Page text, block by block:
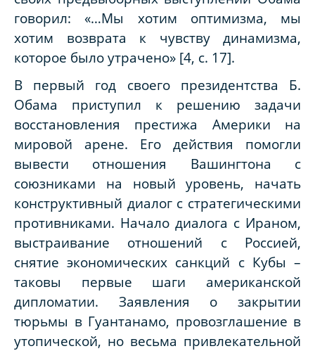
говорил: «…Мы хотим оптимизма, мы
хотим возврата к чувству динамизма,
которое было утрачено» [4, с. 17].
В первый год своего президентства Б.
Обама приступил к решению задачи
восстановления престижа Америки на
мировой арене. Его действия помогли
вывести отношения Вашингтона с
союзниками на новый уровень, начать
конструктивный диалог с стратегическими
противниками. Начало диалога с Ираном,
выстраивание отношений с Россией,
снятие экономических санкций с Кубы –
таковы первые шаги американской
дипломатии. Заявления о закрытии
тюрьмы в Гуантанамо, провозглашение в
утопической, но весьма привлекательной